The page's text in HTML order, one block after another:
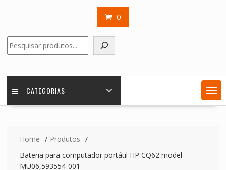
0
CATEGORIAS
Home
Produtos
Bateria para computador portátil HP CQ62 model
MU06,593554-001